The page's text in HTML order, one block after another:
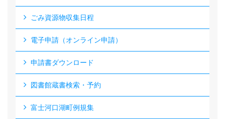
ごみ資源物収集日程
電子申請（オンライン申請）
申請書ダウンロード
図書館蔵書検索・予約
富士河口湖町例規集